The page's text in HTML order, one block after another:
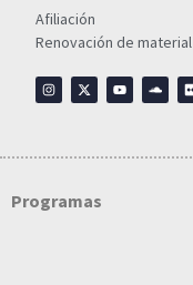
Afiliación
Renovación de material
Programas